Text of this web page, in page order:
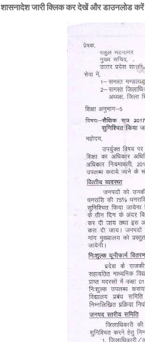
शासनादेशजारीक्लिककरदेखेंऔरडाउनलोडकरें